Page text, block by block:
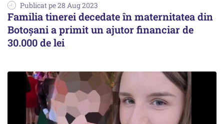
Publicat pe 28 Aug 2023
Familia tinerei decedate în maternitatea din
Botoșani a primit un ajutor financiar de
30.000 de lei